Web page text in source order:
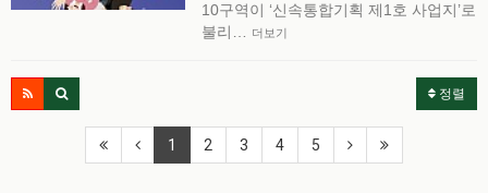
10구역이 ‘신속통합기획 제1호 사업지’로
불리… 더보기
정렬
1 2 3 4 5